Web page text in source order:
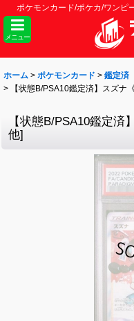
ポケモンカード/ポケカ/ワン
メニュー
ホーム > ポケモンカード > 鑑定済
>
【状態B/PSA10鑑定済】スズナ
【状態B/PSA10鑑定
他]